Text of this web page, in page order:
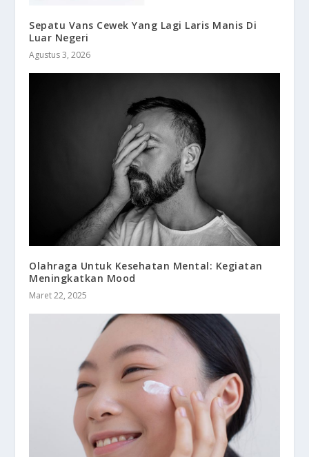
Sepatu Vans Cewek Yang Lagi Laris Manis Di
Luar Negeri
Agustus 3, 2026
Olahraga Untuk Kesehatan Mental: Kegiatan
Meningkatkan Mood
Maret 22, 2025